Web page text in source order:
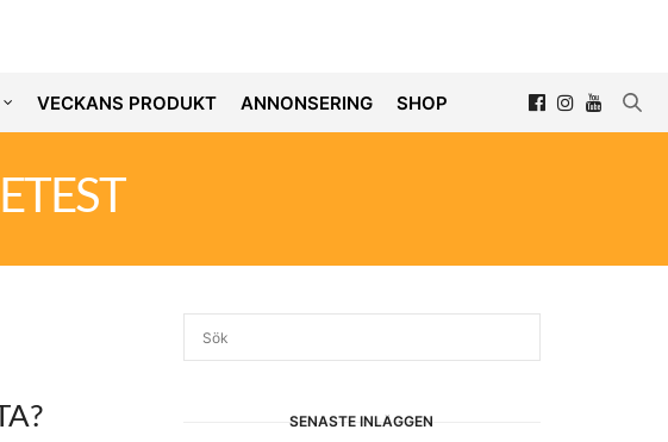
VECKANS PRODUKT ANNONSERING SHOP
SENASTE INLÄGGEN